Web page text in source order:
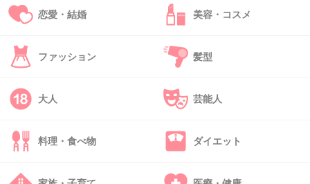
カゴ３つの人ってあまり見かけないけどな
車でも持って帰るの大変そう
+2
>>2
恋愛・結婚 美容・コスメ
ファッション 髪型
大人 芸能人
料理・食べ物 ダイエット